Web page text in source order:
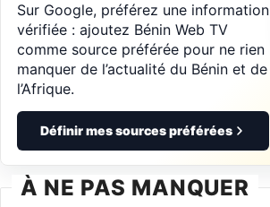
Sur Google, préférez une information
vérifiée : ajoutez Bénin Web TV
comme source préférée pour ne rien
manquer de l’actualité du Bénin et de
l’Afrique.
Définir mes sources préférées
À NE PAS MANQUER